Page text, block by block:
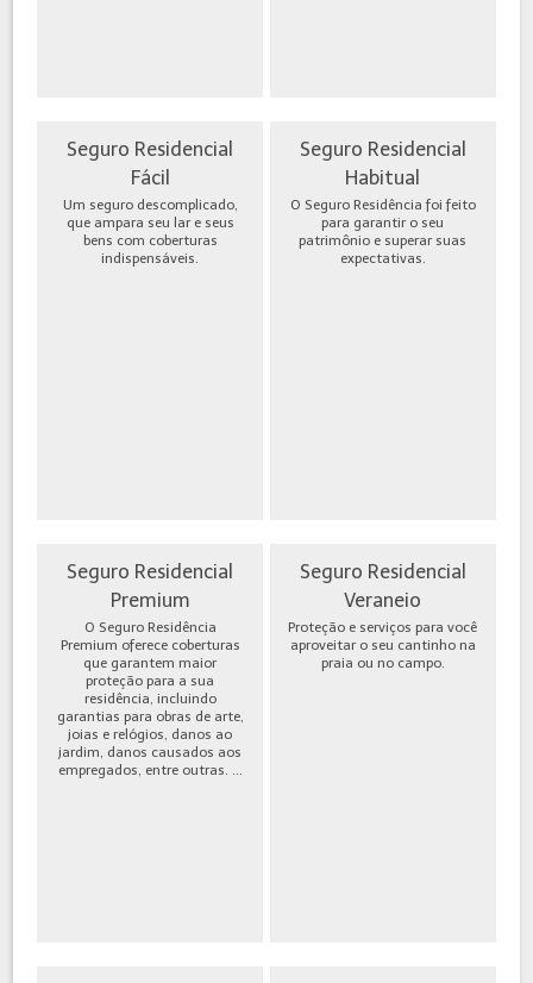
Seguro Residencial
Fácil
Um seguro descomplicado,
que ampara seu lar e seus
bens com coberturas
indispensáveis.
Seguro Residencial
Habitual
O Seguro Residência foi feito
para garantir o seu
patrimônio e superar suas
expectativas.
Seguro Residencial
Premium
O Seguro Residência
Premium oferece coberturas
que garantem maior
proteção para a sua
residência, incluindo
garantias para obras de arte,
joias e relógios, danos ao
jardim, danos causados aos
empregados, entre outras. ...
Seguro Residencial
Veraneio
Proteção e serviços para você
aproveitar o seu cantinho na
praia ou no campo.